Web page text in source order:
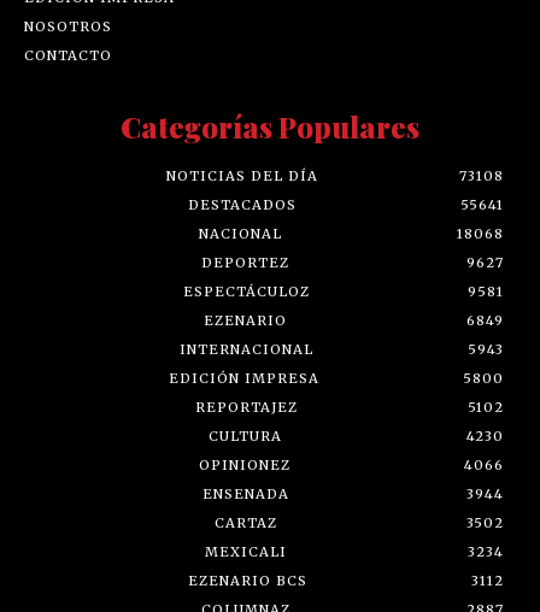
NOSOTROS
CONTACTO
Categorías Populares
NOTICIAS DEL DÍA
73108
DESTACADOS
55641
NACIONAL
18068
DEPORTEZ
9627
ESPECTÁCULOZ
9581
EZENARIO
6849
INTERNACIONAL
5943
EDICIÓN IMPRESA
5800
REPORTAJEZ
5102
CULTURA
4230
OPINIONEZ
4066
ENSENADA
3944
CARTAZ
3502
MEXICALI
3234
EZENARIO BCS
3112